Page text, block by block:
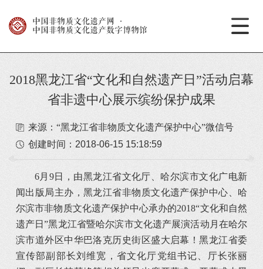
中国非物质文化遗产网
·
中国非物质文化遗产数字博物馆
2018黑龙江省“文化和自然遗产日”活动启幕
省非遗中心展示缤纷保护成果
来源：“黑龙江省非物质文化遗产保护中心”微信号
创建时间： 2018-06-15 15:18:59
6月9日，由黑龙江省文化厅、哈尔滨市文化广电新
闻出版局主办，黑龙江省非物质文化遗产保护中心、哈
尔滨市非物质文化遗产保护中心承办的2018“文化和自然
遗产日”黑龙江省暨哈尔滨市文化遗产展演活动月在哈尔
滨市道外区中华巴洛克历史街区盛大启幕！黑龙江省委
宣传部副部长刘维宽，省文化厅党组书记、厅长张丽